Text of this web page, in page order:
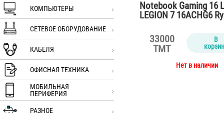
КОМПЬЮТЕРЫ
СЕТЕВОЕ ОБОРУДОВАНИЕ
КАБЕЛЯ
ОФИСНАЯ ТЕХНИКА
МОБИЛЬНАЯ
ПЕРИФЕРИЯ
РАЗНОЕ
Notebook Gaming 16
LEGION 7 16ACHG6
33000
TMT
В
Нет в наличии